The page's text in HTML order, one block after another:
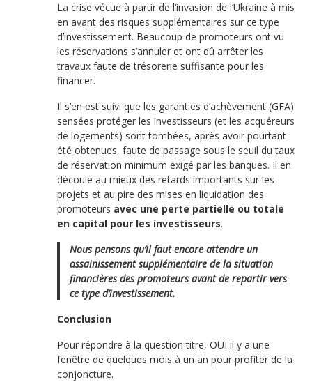
La crise vécue à partir de l’invasion de l’Ukraine à mis
en avant des risques supplémentaires sur ce type
d’investissement. Beaucoup de promoteurs ont vu
les réservations s’annuler et ont dû arrêter les
travaux faute de trésorerie suffisante pour les
financer.
Il s’en est suivi que les garanties d’achèvement (GFA)
sensées protéger les investisseurs (et les acquéreurs
de logements) sont tombées, après avoir pourtant
été obtenues, faute de passage sous le seuil du taux
de réservation minimum exigé par les banques. Il en
découle au mieux des retards importants sur les
projets et au pire des mises en liquidation des
promoteurs avec une perte partielle ou totale
en capital pour les investisseurs.
Nous pensons qu’il faut encore attendre un
assainissement supplémentaire de la situation
financières des promoteurs avant de repartir vers
ce type d’investissement.
Conclusion
Pour répondre à la question titre, OUI il y a une
fenêtre de quelques mois à un an pour profiter de la
conjoncture.